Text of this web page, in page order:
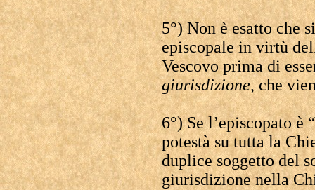
5°) Non è esatto che
episcopale in virtù
Vescovo prima di
giurisdizione, che
6°) Se l’episcopato è
potestà su tutta la
duplice soggetto del
giurisdizione nella